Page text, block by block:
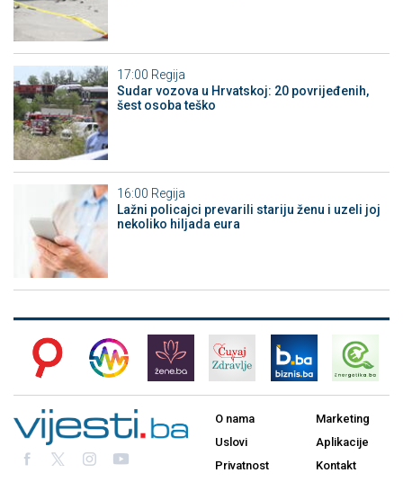
17:00 Regija
Sudar vozova u Hrvatskoj: 20 povrijeđenih,
šest osoba teško
16:00 Regija
Lažni policajci prevarili stariju ženu i uzeli joj
nekoliko hiljada eura
O nama
Uslovi
Privatnost
Marketing
Aplikacije
Kontakt